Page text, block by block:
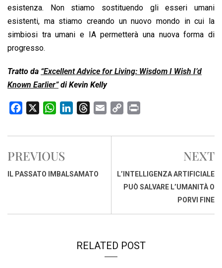
esistenza. Non stiamo sostituendo gli esseri umani
esistenti, ma stiamo creando un nuovo mondo in cui la
simbiosi tra umani e IA permetterà una nuova forma di
progresso.
Tratto da “Excellent Advice for Living: Wisdom I Wish I’d
Known Earlier”di Kevin Kelly
c
b
o
W
a
s
A
n
d
r
d
a
p
i
n
i
PREVIOUS
IL PASSATO IMBALSAMATO
NEXT
L’INTELLIGENZA ARTIFICIALE
PUÒ SALVARE L’UMANITÀ O
PORVI FINE
RELATED POST